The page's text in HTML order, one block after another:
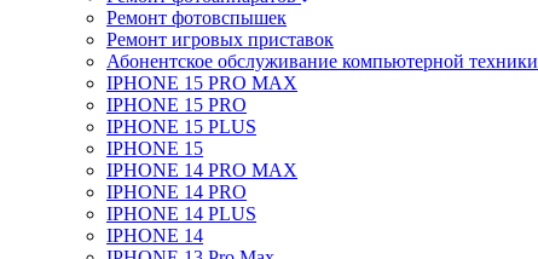
Ремонт фотовспышек
Ремонт игровых приставок
Абонентское обслуживание компьютерной техники
IPHONE 15 PRO MAX
IPHONE 15 PRO
IPHONE 15 PLUS
IPHONE 15
IPHONE 14 PRO MAX
IPHONE 14 PRO
IPHONE 14 PLUS
IPHONE 14